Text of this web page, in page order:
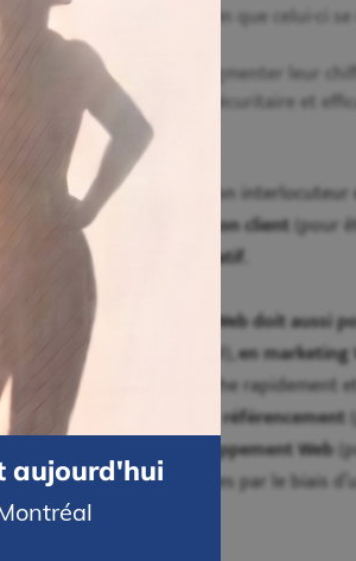
aujourd'hui
de recherche afin que celui-ci
entreprises puissent augmenter leur
professionnelle, sécuritaire et
et les attentes de son interlocuteur
à l’
écoute de son client (pour
entendu, un
esprit créatif
le concepteur de sites Web doit aussi
à l’aspect professionnel),en marketing
(pour que le site s’affiche rapidement
facile à lire à l’écran), en référencement
et en développement Web
pouvant être acquises par le biais
par le Collège CDI.